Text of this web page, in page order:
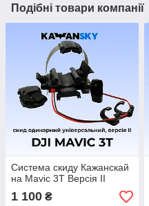
Подібні товари компанії
Система скиду Кажанскай
на Mavic 3T Версія ІІ
1 100 ₴